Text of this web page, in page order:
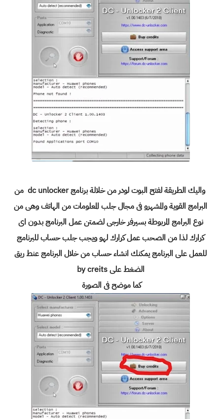
واليك الطريقة لفتح البوت لودر من خلالة برنامج dc unlocker من
البرامج القوية والمشهرو فى مجال جلب المعلومات من الهاتف وهى من
نوع البرامج المربوطة بسيرفر خارجى لضمتن عمل البرنامج بدون اى
كرارك لذا من الصحب عمل كرارك لهو ويجب جلب حساب للبرنامج
للعمل على البرنامج يمكنك انشاء حساب من خلال البرنامج عنط ريق
الضغط على by creits
كما موضح فى الصورة